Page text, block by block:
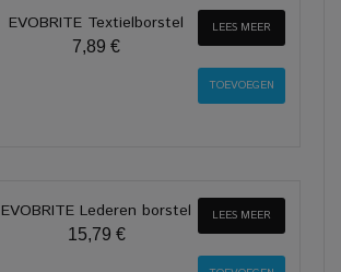
EVOBRITE Textielborstel
7,89 €
LEES MEER
EVOBRITE Lederen borstel
15,79 €
LEES MEER